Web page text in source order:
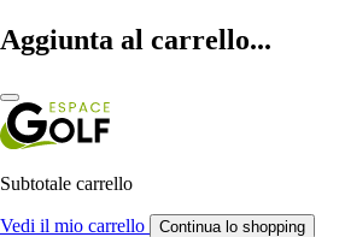
Aggiunta al carrello...
Subtotale carrello
Vedi il mio carrello Continua lo shopping